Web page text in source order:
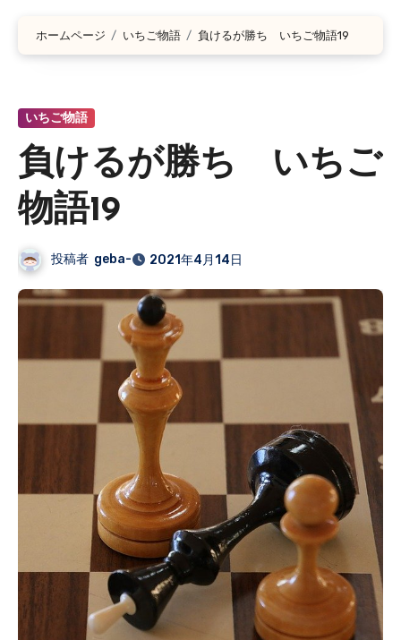
ホームページ いちご物語 負けるが勝ち いちご物語19
いちご物語
負けるが勝ち いちご
物語19
投稿者 geba- 2021年4月14日